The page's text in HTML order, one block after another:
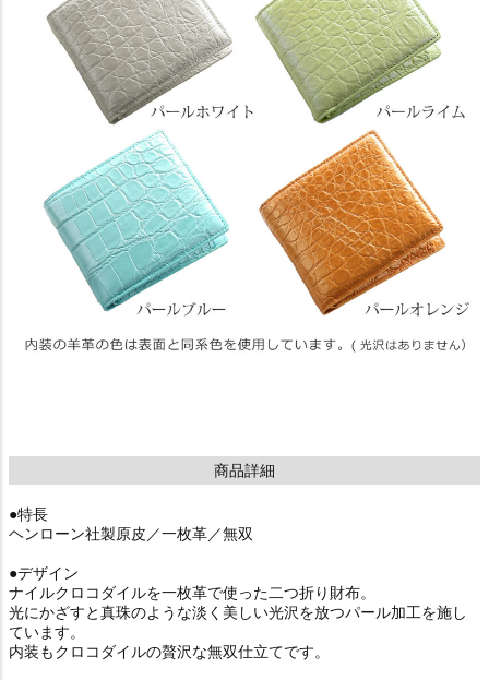
商品詳細
●特長
ヘンローン社製原皮／一枚革／無双
●デザイン
ナイルクロコダイルを一枚革で使った二つ折り財布。
光にかざすと真珠のような淡く美しい光沢を放つパール加工を施し
ています。
内装もクロコダイルの贅沢な無双仕立てです。